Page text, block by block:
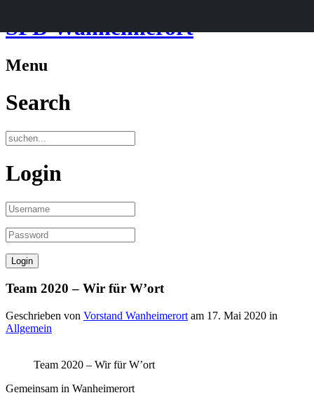
SPD Wanheimerort
Menu
Search
Login
Team 2020 – Wir für W’ort
Geschrieben von Vorstand Wanheimerort am 17. Mai 2020 in
Allgemein
Team 2020 – Wir für W’ort
Gemeinsam in Wanheimerort